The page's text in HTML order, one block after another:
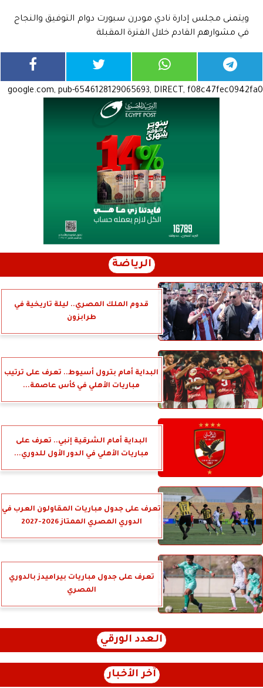
ويتمنى مجلس إدارة نادي مودرن سبورت دوام التوفيق والنجاح
في مشوارهم القادم خلال الفترة المقبلة
google.com, pub-6546128129065693, DIRECT, f08c47fec0942fa0
الرياضة
قدوم الملك المصري.. ليلة تاريخية في
طرابزون
البداية أمام بترول أسيوط.. تعرف على ترتيب
مباريات الأهلي في كأس عاصمة...
البداية أمام الشرقية إنبي.. تعرف على
مباريات الأهلي في الدور الأول للدوري...
تعرف على جدول مباريات المقاولون العرب في
الدوري المصري الممتاز 2026-2027
تعرف على جدول مباريات بيراميدز بالدوري
المصري
العدد الورقي
آخر الأخبار